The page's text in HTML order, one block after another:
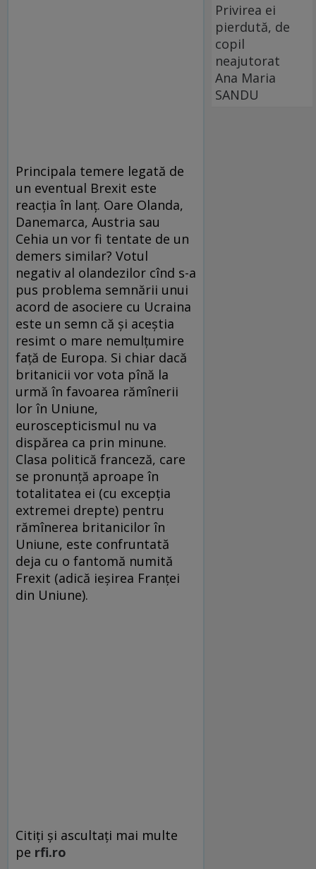
Principala temere legată de
un eventual Brexit este
reacţia în lanţ. Oare Olanda,
Danemarca, Austria sau
Cehia un vor fi tentate de un
demers similar? Votul
negativ al olandezilor cînd s-a
pus problema semnării unui
acord de asociere cu Ucraina
este un semn că şi aceştia
resimt o mare nemulţumire
faţă de Europa. Si chiar dacă
britanicii vor vota pînă la
urmă în favoarea rămînerii
lor în Uniune,
euroscepticismul nu va
dispărea ca prin minune.
Clasa politică franceză, care
se pronunţă aproape în
totalitatea ei (cu excepţia
extremei drepte) pentru
rămînerea britanicilor în
Uniune, este confruntată
deja cu o fantomă numită
Frexit (adică ieşirea Franţei
din Uniune).
Citiți și ascultați mai multe
pe rfi.ro
Privirea ei
pierdută, de
copil
neajutorat
Ana Maria
SANDU